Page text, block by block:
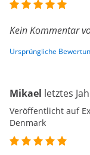
Kein Kommentar
Ursprüngliche
Mikael letztes
Veröffentlicht auf
Denmark